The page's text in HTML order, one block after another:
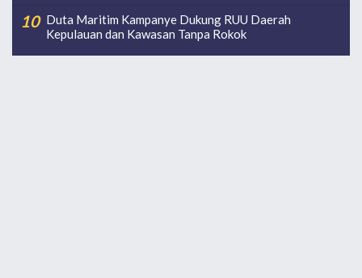
Duta Maritim Kampanye Dukung RUU Daerah
Kepulauan dan Kawasan Tanpa Rokok